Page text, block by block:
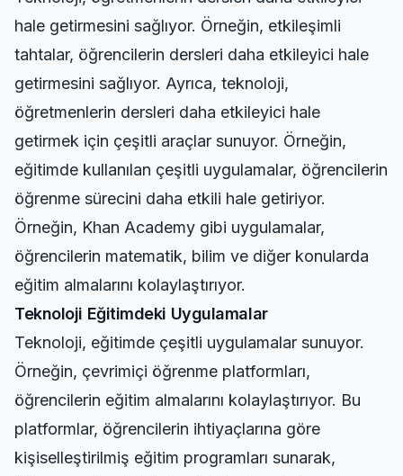
hale getirmesini sağlıyor. Örneğin, etkileşimli
tahtalar, öğrencilerin dersleri daha etkileyici hale
getirmesini sağlıyor. Ayrıca, teknoloji,
öğretmenlerin dersleri daha etkileyici hale
getirmek için çeşitli araçlar sunuyor. Örneğin,
eğitimde kullanılan çeşitli uygulamalar, öğrencilerin
öğrenme sürecini daha etkili hale getiriyor.
Örneğin, Khan Academy gibi uygulamalar,
öğrencilerin matematik, bilim ve diğer konularda
eğitim almalarını kolaylaştırıyor.
Teknoloji Eğitimdeki Uygulamalar
Teknoloji, eğitimde çeşitli uygulamalar sunuyor.
Örneğin, çevrimiçi öğrenme platformları,
öğrencilerin eğitim almalarını kolaylaştırıyor. Bu
platformlar, öğrencilerin ihtiyaçlarına göre
kişiselleştirilmiş eğitim programları sunarak,